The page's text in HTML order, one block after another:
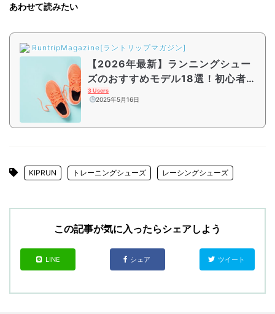
あわせて読みたい
RuntripMagazine[ラントリップマガジン]
【2026年最新】ランニングシュー
ズのおすすめモデル18選！初心者向
けジョギングシューズからサブ4対
3 Users
2025年5月16日
KIPRUN トレーニングシューズ レーシングシューズ
この記事が気に入ったらシェアしよう
LINE シェア ツイート